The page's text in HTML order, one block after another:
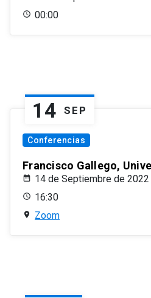
00:00
14 SEP
Conferencias
Francisco Gallego,
14 de Septiembre de 2022
16:30
Zoom